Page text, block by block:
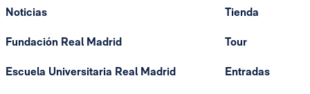
Noticias
Fundación Real Madrid
Escuela Universitaria Real Madrid
Tienda
Tour
Entradas